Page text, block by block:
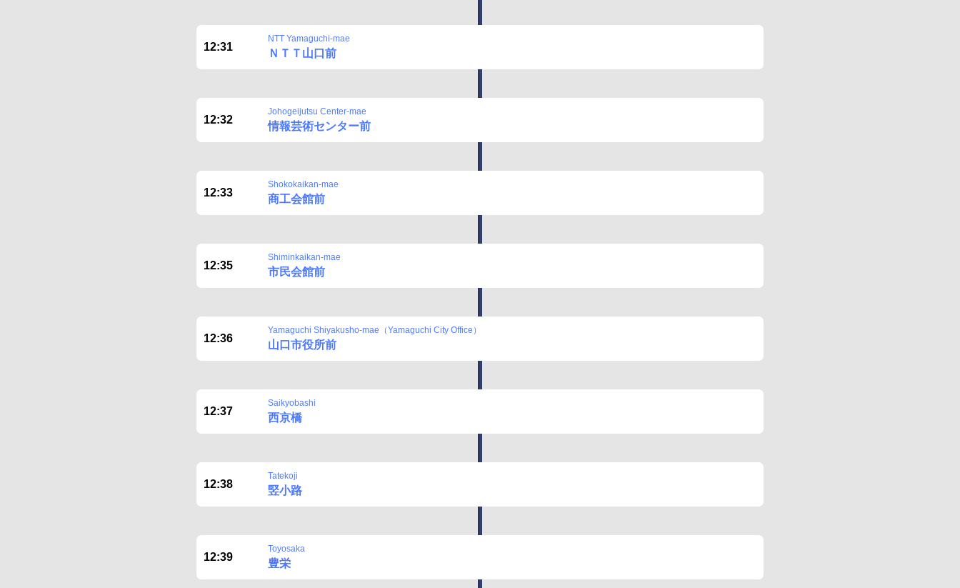
12:31
NTT Yamaguchi-mae
ＮＴＴ山口前
12:32
Johogeijutsu Center-mae
情報芸術センター前
12:33
Shokokaikan-mae
商工会館前
12:35
Shiminkaikan-mae
市民会館前
12:36
Yamaguchi Shiyakusho-mae（Yamaguchi City Office）
山口市役所前
12:37
Saikyobashi
西京橋
12:38
Tatekoji
竪小路
12:39
Toyosaka
豊栄